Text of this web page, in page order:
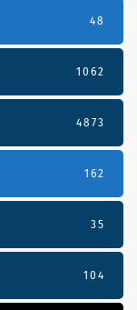
48
1062
4873
162
35
104